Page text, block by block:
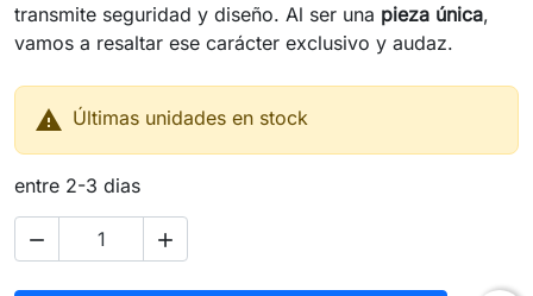
transmite seguridad y diseño. Al ser una pieza única,
vamos a resaltar ese carácter exclusivo y audaz.
 Últimas unidades en stock
entre 2-3 dias
 